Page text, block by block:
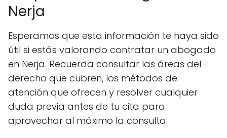
Nerja
Esperamos que esta información te haya sido
útil si estás valorando contratar un abogado
en Nerja. Recuerda consultar las áreas del
derecho que cubren, los métodos de
atención que ofrecen y resolver cualquier
duda previa antes de tu cita para
aprovechar al máximo la consulta.